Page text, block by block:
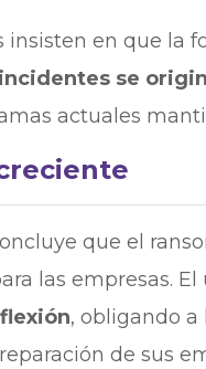
insisten en que la
se
actuales
que el
las empresas. El
, obligando a
de sus